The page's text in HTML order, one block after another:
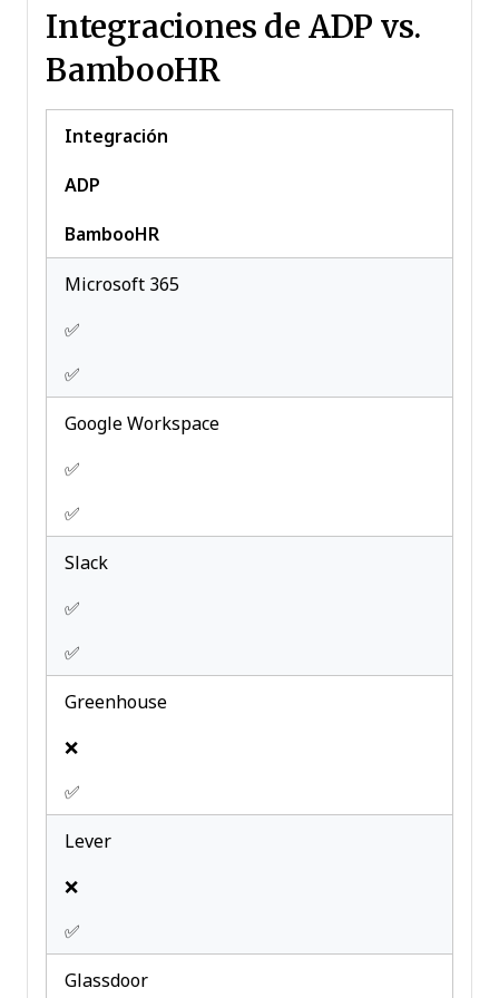
Payroll
Scheduling
Vacation & Absence
Integraciones de ADP vs.
BambooHR
Integración
ADP
BambooHR
Microsoft 365
✅
✅
Google Workspace
✅
✅
Slack
✅
✅
Greenhouse
❌
✅
Lever
❌
✅
Glassdoor